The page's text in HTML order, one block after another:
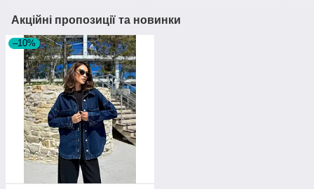
Акційні пропозиції та новинки
–10%